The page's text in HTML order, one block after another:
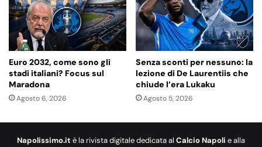
Euro 2032, come sono gli
stadi italiani? Focus sul
Maradona
Agosto 6, 2026
Senza sconti per nessuno: la
lezione di De Laurentiis che
chiude l’era Lukaku
Agosto 5, 2026
Napolissimo.it è la rivista digitale dedicata al Calcio Napoli e alla